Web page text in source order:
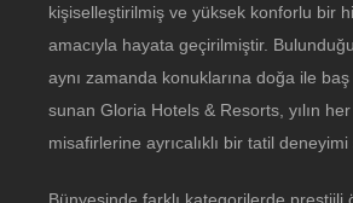
kişiselleştirilmiş ve yüksek konforlu bir
amacıyla hayata geçirilmiştir.
aynı zamanda konuklarına doğa ile
sunan Gloria Hotels & Resorts, yılın
misafirlerine ayrıcalıklı bir tatil deneyimi
Bünyesinde farklı kategorilerde prestijli